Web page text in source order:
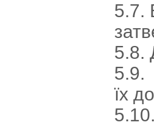
5.7.
5.8.
5.9.
їх